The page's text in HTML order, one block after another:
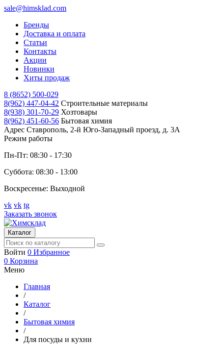
sale@himsklad.com
Бренды
Доставка и оплата
Статьи
Контакты
Акции
Новинки
Хиты продаж
8 (8652) 500-029
8(962) 447-04-42 Строительные материалы
8(938) 301-70-29 Хозтовары
8(962) 451-60-56 Бытовая химия
Адрес Ставрополь, 2-й Юго-Западный проезд, д. 3А
Режим работы
Пн-Пт: 08:30 - 17:30
Суббота: 08:30 - 13:00
Воскресенье: Выходной
vk vk tg
Заказать звонок
Каталог
Войти 0 Избранное
0 Корзина
Меню
Главная
/
Каталог
/
Бытовая химия
/
Для посуды и кухни